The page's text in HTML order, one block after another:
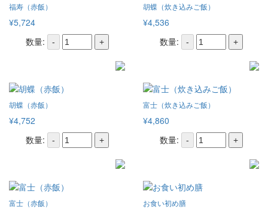
福寿（赤飯）
¥5,724
数量:
- +
胡蝶（炊き込みご飯）
¥4,536
数量:
- +
胡蝶（赤飯）
¥4,752
数量:
- +
富士（炊き込みご飯）
¥4,860
数量:
- +
富士（赤飯） お食い初め膳